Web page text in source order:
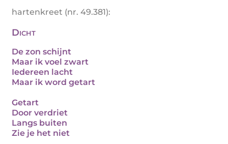
hartenkreet (nr. 49.381):
Dicht
De zon schijnt
Maar ik voel zwart
Iedereen lacht
Maar ik word getart
Getart
Door verdriet
Langs buiten
Zie je het niet